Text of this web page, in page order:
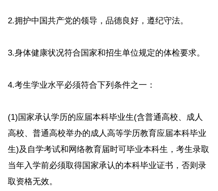
2.拥护中国共产党的领导，品德良好，遵纪守法。
3.身体健康状况符合国家和招生单位规定的体检要求。
4.考生学业水平必须符合下列条件之一：
(1)国家承认学历的应届本科毕业生(含普通高校、成人
高校、普通高校举办的成人高等学历教育应届本科毕业
生)及自学考试和网络教育届时可毕业本科生，考生录取
当年入学前必须取得国家承认的本科毕业证书，否则录
取资格无效。